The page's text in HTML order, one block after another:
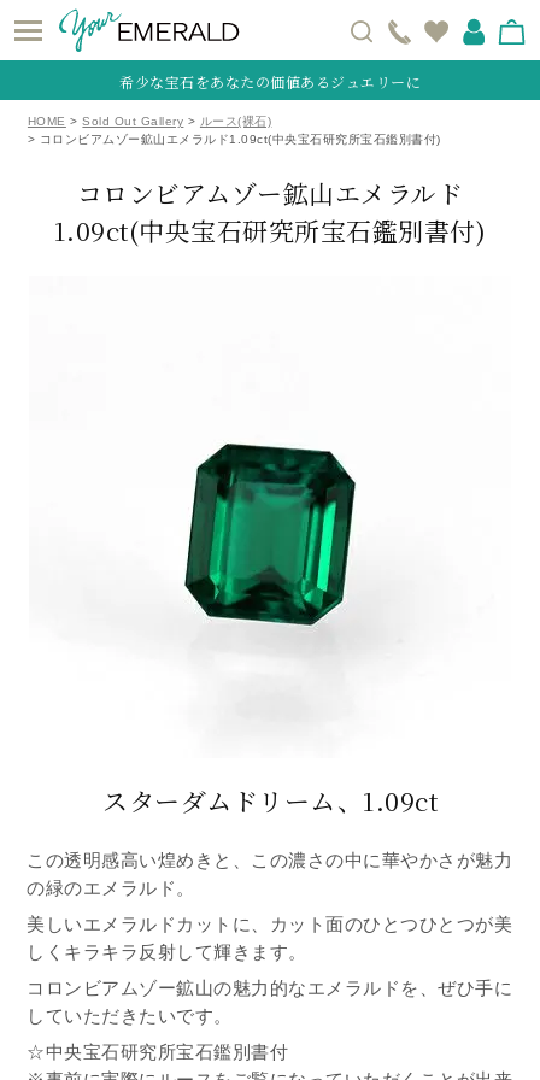
希少な宝石をあなたの価値あるジュエリーに
HOME Sold Out Gallery
ルース(裸石)
コロンビアムゾー鉱山エメラルド1.09ct(中央宝石研究所宝石鑑別書付)
コロンビアムゾー鉱山エメラルド
1.09ct(中央宝石研究所宝石鑑別書付)
スターダムドリーム、1.09ct
この透明感高い煌めきと、この濃さの中に華やかさが魅力
の緑のエメラルド。
美しいエメラルドカットに、カット面のひとつひとつが美
しくキラキラ反射して輝きます。
コロンビアムゾー鉱山の魅力的なエメラルドを、ぜひ手に
していただきたいです。
☆中央宝石研究所宝石鑑別書付